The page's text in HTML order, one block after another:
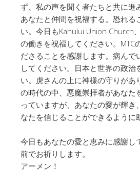
ず、私の声を聞く者たちと共に進
あなたと仲間を祝福する。恐れる
い。今日もKahului Union Church
の働きを祝福してください。MTC
ださることを感謝します。病んで
してください。日本と世界の政治
い。虎さんの上に神様の守りがあ
の時代の中、悪魔崇拝者があなた
っていますが、あなたの愛が輝き
なたを信じることができるように
今日もあなたの愛と恵みに感謝し
前でお祈りします。
アーメン！